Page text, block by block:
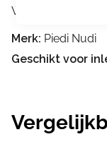
Wijdtemaat:H
Merk: Piedi Nudi
Geschikt voor